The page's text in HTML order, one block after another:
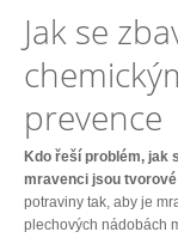
Jak se
prevence
Kdo řeší problém, jak
mravenci jsou
potraviny tak, aby je
plechových nádobách